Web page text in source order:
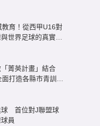
育！從西甲U16對
世界足球的真實差
菁英計畫」結合
打造各縣市青訓體
球 首位對J聯盟球
員